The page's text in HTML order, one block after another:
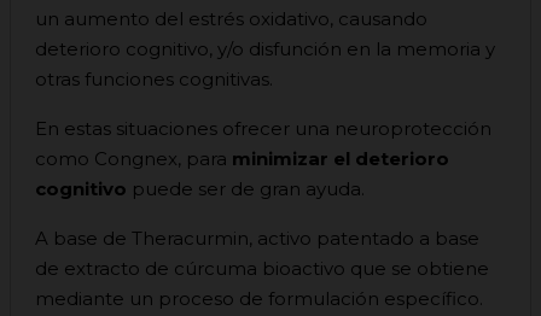
un aumento del estrés oxidativo, causando
deterioro cognitivo, y/o disfunción en la memoria y
otras funciones cognitivas.
En estas situaciones ofrecer una neuroprotección
como Congnex, para minimizar el deterioro
cognitivo puede ser de gran ayuda.
A base de Theracurmin, activo patentado a base
de extracto de cúrcuma bioactivo que se obtiene
mediante un proceso de formulación específico.